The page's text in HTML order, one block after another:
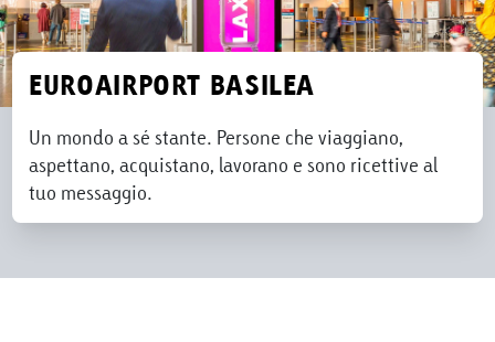
EUROAIRPORT BASILEA
Un mondo a sé stante. Persone che viaggiano,
aspettano, acquistano, lavorano e sono ricettive al
tuo messaggio.